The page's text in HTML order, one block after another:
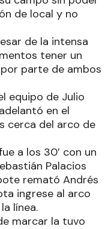
de local y no
de la intensa
tener un
parte de ambos
equipo de Julio
en el
cerca del arco de
a los 30’ con un
Palacios
remató Andrés
ingrese al arco
línea.
marcar la tuvo